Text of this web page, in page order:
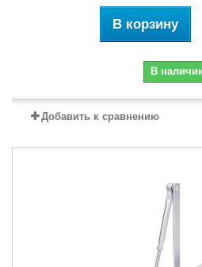
В корзину
В
Добавить к сравнению